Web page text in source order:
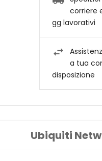
corriere
gg lavorativi
a tua
disposizione
Ubiquiti